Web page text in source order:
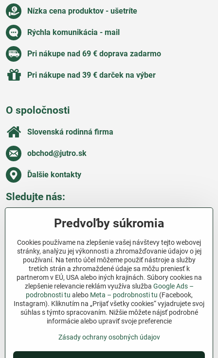
Nízka cena produktov - ušetríte
Rýchla komunikácia - mail
Pri nákupe nad 69 € doprava zadarmo
Pri nákupe nad 39 € darček na výber
O spoločnosti
Slovenská rodinná firma
obchod​@jutro​.sk
Ďalšie kontakty
Sledujte nás:
Všetko o nákupe
Ďakujeme za podporu
Sme slovenský e-shop bez dotácií​. Fungujeme len
vďaka vám – ľuďom, ktorí veria v poctivú prácu a
lásku k pôde​. Každý nákup na Jutro​.sk nám pomáha
pokračovať v tom, čo má zmysel – pomáhať
záhradkárom zadarmo a srdcom​.
©2026Copyright
Predvoľby súkromia
Cookies používame na zlepšenie vašej návštevy tejto webovej
stránky, analýzu jej výkonnosti a zhromažďovanie údajov o jej
používaní. Na tento účel môžeme použiť nástroje a služby
tretích strán a zhromaždené údaje sa môžu preniesť k
partnerom v EÚ, USA alebo iných krajinách. Súbory cookies na
zlepšenie relevancie reklám využíva služba Google Ads –
podrobnosti tu alebo Meta – podrobnosti tu (Facebook,
Instagram). Kliknutím na „Prijať všetky cookies“ vyjadrujete svoj
súhlas s týmto spracovaním. Nižšie môžete nájsť podrobné
informácie alebo upraviť svoje preferencie
Zásady ochrany osobných údajov